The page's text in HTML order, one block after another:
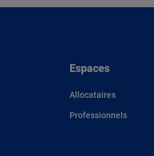
Espaces
Allocataires
Professionnels